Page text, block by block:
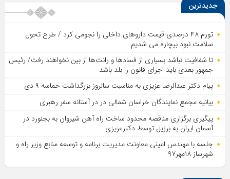
جدیدترین
تورم ۴۸ درصدی قیمت داروهای داخلی را نجومی کرد / طرح تحول
سلامت نبود بیچاره می شدیم
تا شفافیت نباشد بسیاری از فساد‌ها و رانت‌ها از بین نخواهند رفت/ رئیس
جمهور بعدی باید اجرای قانون را بلد باشد
پیام دکتر عبدالرضا عزیزی به مناسبت سالروز بزرگداشت حماسه ۹ دی
بیانیه مجمع نمایندگان خراسان شمالی در در آستانه سفر رهبری
پیگیری برگزاری مناقصه محدود ساخت راه آهن شیروان به بجنورد در
آسمان ایران به برزیل توسط دکترعزیزی
جلسه با مهندس امینی معاونت مدیریت برنامه و توسعه منابع وزیر راه و
شهرساز ۱۸مهر۹۷